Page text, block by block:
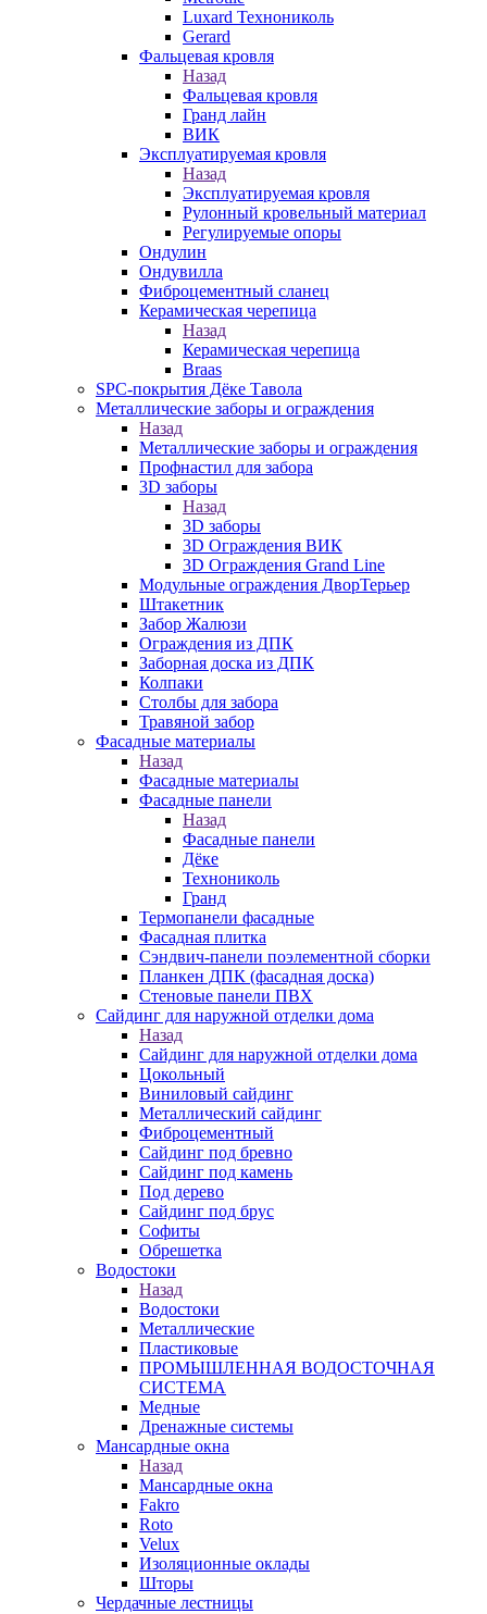
Luxard Технониколь
Gerard
Фальцевая кровля
Назад
Фальцевая кровля
Гранд лайн
ВИК
Эксплуатируемая кровля
Назад
Эксплуатируемая кровля
Рулонный кровельный материал
Регулируемые опоры
Ондулин
Ондувилла
Фиброцементный сланец
Керамическая черепица
Назад
Керамическая черепица
Braas
SPC-покрытия Дёке Тавола
Металлические заборы и ограждения
Назад
Металлические заборы и ограждения
Профнастил для забора
3D заборы
Назад
3D заборы
3D Ограждения ВИК
3D Ограждения Grand Line
Модульные ограждения ДворТерьер
Штакетник
Забор Жалюзи
Ограждения из ДПК
Заборная доска из ДПК
Колпаки
Столбы для забора
Травяной забор
Фасадные материалы
Назад
Фасадные материалы
Фасадные панели
Назад
Фасадные панели
Дёке
Технониколь
Гранд
Термопанели фасадные
Фасадная плитка
Сэндвич-панели поэлементной сборки
Планкен ДПК (фасадная доска)
Стеновые панели ПВХ
Сайдинг для наружной отделки дома
Назад
Сайдинг для наружной отделки дома
Цокольный
Виниловый сайдинг
Металлический сайдинг
Фиброцементный
Сайдинг под бревно
Сайдинг под камень
Под дерево
Сайдинг под брус
Софиты
Обрешетка
Водостоки
Назад
Водостоки
Металлические
Пластиковые
ПРОМЫШЛЕННАЯ ВОДОСТОЧНАЯ
СИСТЕМА
Медные
Дренажные системы
Мансардные окна
Назад
Мансардные окна
Fakro
Roto
Velux
Изоляционные оклады
Шторы
Чердачные лестницы